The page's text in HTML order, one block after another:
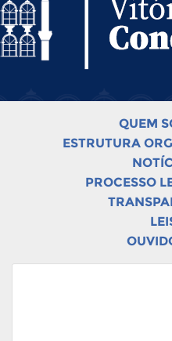
QUEM
ESTRUTURA
PROCESSO